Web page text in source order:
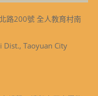
路200號 全人教育村南
Dist., Taoyuan City